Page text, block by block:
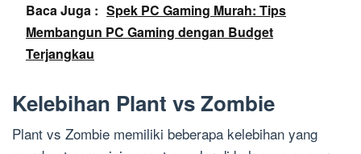
Baca Juga : Spek PC Gaming Murah: Tips
Membangun PC Gaming dengan Budget
Terjangkau
Kelebihan Plant vs Zombie
Plant vs Zombie memiliki beberapa kelebihan yang